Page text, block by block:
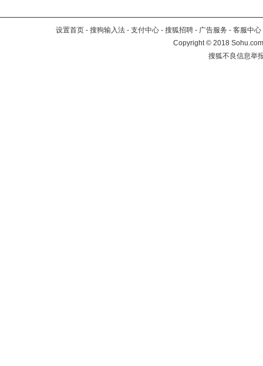
设置首页 - 搜狗输入法 - 支付中心 - 搜狐招聘 - 广告服务 - 客服中心
Copyright©2018
搜狐不良信息举